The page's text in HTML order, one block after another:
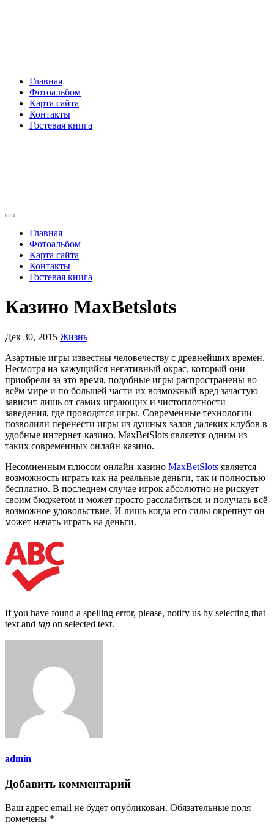
Главная
Фотоальбом
Карта сайта
Контакты
Гостевая книга
Главная
Фотоальбом
Карта сайта
Контакты
Гостевая книга
Казино MaxBetslots
Дек 30, 2015 Жизнь
Азартные игры известны человечеству с древнейших времен.
Несмотря на кажущийся негативный окрас, который они
приобрели за это время, подобные игры распространены во
всём мире и по большей части их возможный вред зачастую
зависит лишь от самих играющих и чистоплотности
заведения, где проводятся игры. Современные технологии
позволили перенести игры из душных залов далеких клубов в
удобные интернет-казино. MaxBetSlots является одним из
таких современных онлайн казино.
Несомненным плюсом онлайн-казино MaxBetSlots является
возможность играть как на реальные деньги, так и полностью
бесплатно. В последнем случае игрок абсолютно не рискует
своим бюджетом и может просто расслабиться, и получать всё
возможное удовольствие. И лишь когда его силы окрепнут он
может начать играть на деньги.
If you have found a spelling error, please, notify us by selecting that
text and tap on selected text.
admin
Добавить комментарий
Ваш адрес email не будет опубликован. Обязательные поля
помечены *